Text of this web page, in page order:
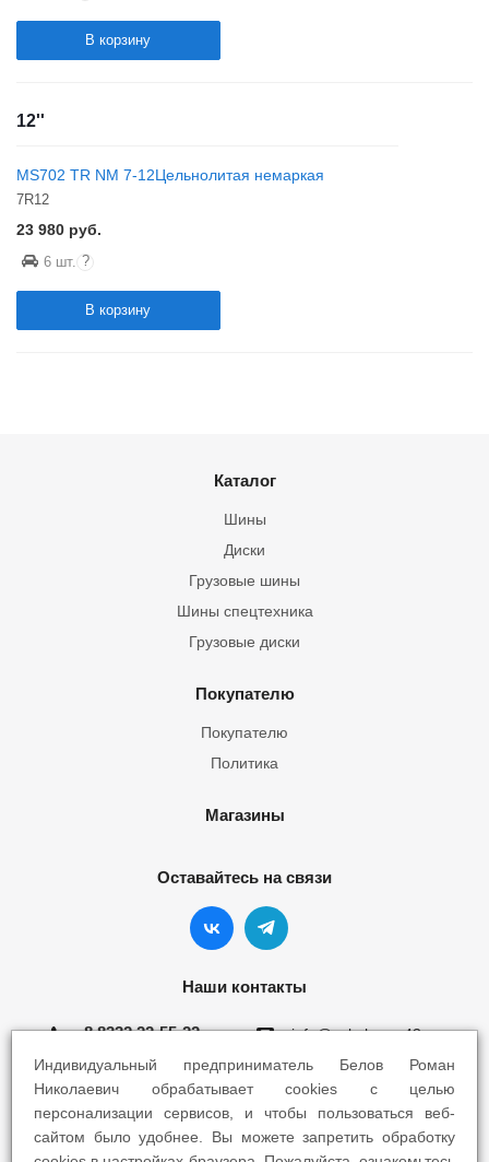
В корзину
12''
MS702 TR NM 7-12Цельнолитая немаркая
7R12
23 980 руб.
6 шт. ?
В корзину
Каталог
Шины
Грузовые шины
Шины спецтехника
Диски
Грузовые диски
Покупателю
Покупателю
Политика
Магазины
Оставайтесь на связи
Наши контакты
8 8332 22-55-22 info@yokohama43.ru
Киров, ул. Ломоносова 5Б
Киров, ул. Профсоюзная 7А
Индивидуальный предприниматель Белов Роман
Николаевич обрабатывает cookies с целью
персонализации сервисов, и чтобы пользоваться веб-
сайтом было удобнее. Вы можете запретить обработку